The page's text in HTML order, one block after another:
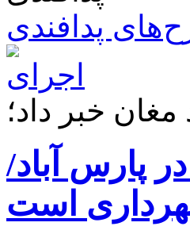
پدافندی
خبر داد؛
در پارس آباد/
است